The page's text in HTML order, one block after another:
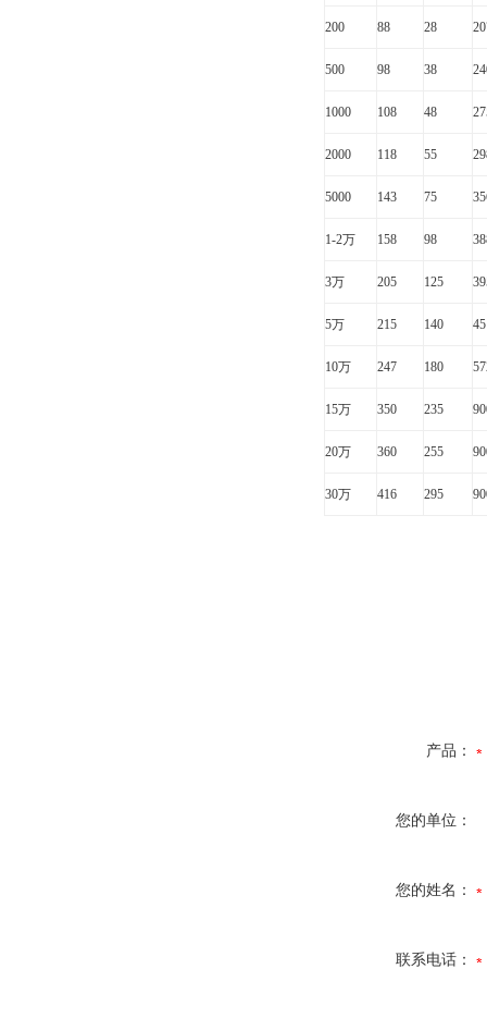
200 88 28
500 98 38
1000 108 48
2000 118 55
5000 143 75
1-2万 158 98
3万 205 125
5万 215 140
10万 247 180
15万 350 235
20万 360 255
30万 416 295
产品：
您的单位：
您的姓名：
联系电话：